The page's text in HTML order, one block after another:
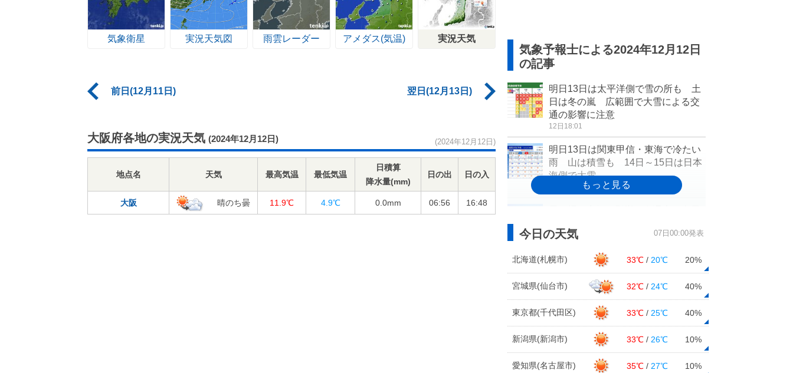
気象衛星 実況天気図 雨雲レーダー アメダス(気温) 実況天気
前日(12月11日) 翌日(12月13日)
大阪府各地の実況天気 (2024年12月12日) (2024年12月12日)
地点名 天気 最高気温 最低気温
日積算
降水量(mm)
日の出 日の入
大阪 晴のち曇 11.9℃ 4.9℃ 0.0mm 06:56 16:48
気象予報士による2024年12月12日
の記事
明日13日は太平洋側で雪の所も 土
日は冬の嵐 広範囲で大雪による交
通の影響に注意
12日18:01
明日13日は関東甲信・東海で冷たい
雨 山は積雪も 14日～15日は日本
海側で大雪
い寒さか 1か月
北海道の1か月予報 雪かきが大変な
師走に 年明けにかけて寒さが続く
14日～15日の近畿は山沿いで積雪
に 来週にかけ北部で雨や雪の日続
く 2週間天気
12日12:50
今日の天気 07日00:00発表
北海道(札幌市) 33℃ / 20℃ 20%
宮城県(仙台市) 32℃ / 24℃ 40%
東京都(千代田区) 33℃ / 25℃ 40%
新潟県(新潟市) 33℃ / 26℃ 10%
愛知県(名古屋市) 35℃ / 27℃ 10%